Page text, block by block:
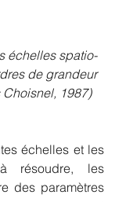
échelles spatio-
de grandeur
Choisnel, 1987)
échelles et les
à résoudre, les
des paramètres